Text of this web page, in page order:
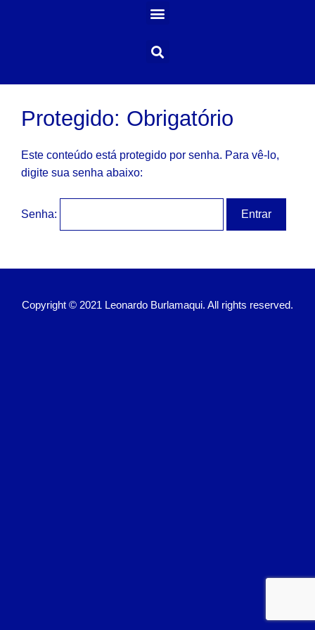
Protegido: Obrigatório
Este conteúdo está protegido por senha. Para vê-lo,
digite sua senha abaixo:
Senha:
Copyright © 2021 Leonardo Burlamaqui. All rights reserved.